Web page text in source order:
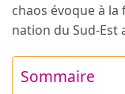
chaos évoque à la
nation du Sud-Est
Sommaire